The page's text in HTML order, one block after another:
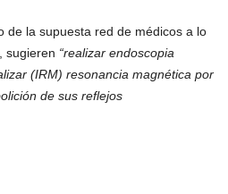
de la supuesta red de médicos a lo
sugieren “realizar endoscopia
(IRM) resonancia magnética por
de sus reflejos